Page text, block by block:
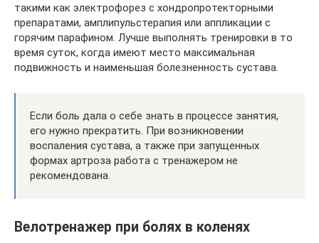
такими как электрофорез с хондропротекторными
препаратами, амплипульстерапия или аппликации с
горячим парафином. Лучше выполнять тренировки в то
время суток, когда имеют место максимальная
подвижность и наименьшая болезненность сустава.
Если боль дала о себе знать в процессе занятия,
его нужно прекратить. При возникновении
воспаления сустава, а также при запущенных
формах артроза работа с тренажером не
рекомендована.
Велотренажер при болях в коленях